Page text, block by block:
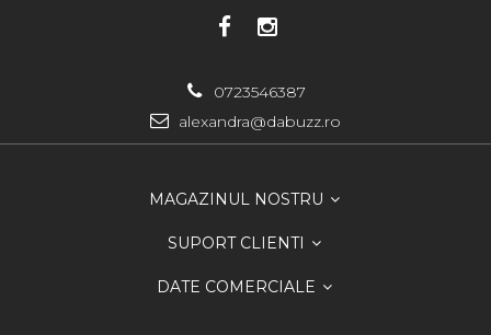
0723546387
alexandra@dabuzz.ro
MAGAZINUL NOSTRU
SUPORT CLIENTI
DATE COMERCIALE